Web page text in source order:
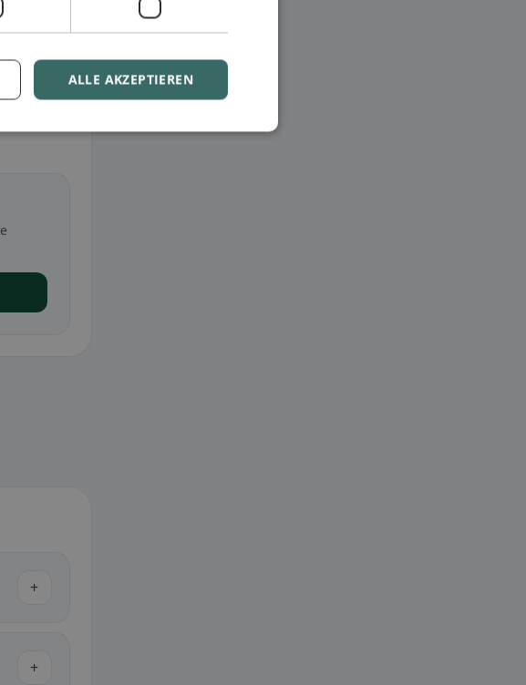
+
+
ALLE AKZEPTIEREN